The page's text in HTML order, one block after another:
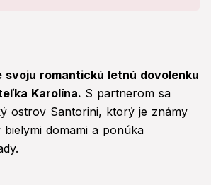
svoju romantickú letnú dovolenku
Karolína. S partnerom sa
ostrov Santorini, ktorý je známy
domami a ponúka